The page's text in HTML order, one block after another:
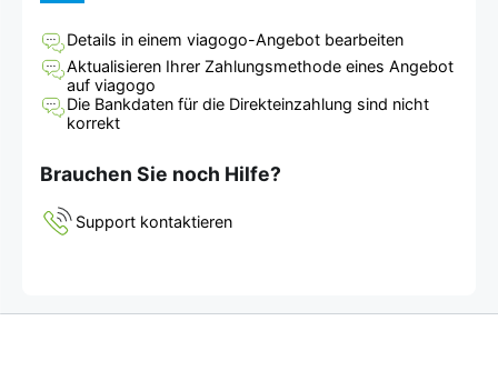
Details in einem viagogo-Angebot bearbeiten
Aktualisieren Ihrer Zahlungsmethode eines Angebot
auf viagogo
Die Bankdaten für die Direkteinzahlung sind nicht
korrekt
Brauchen Sie noch Hilfe?
Support kontaktieren